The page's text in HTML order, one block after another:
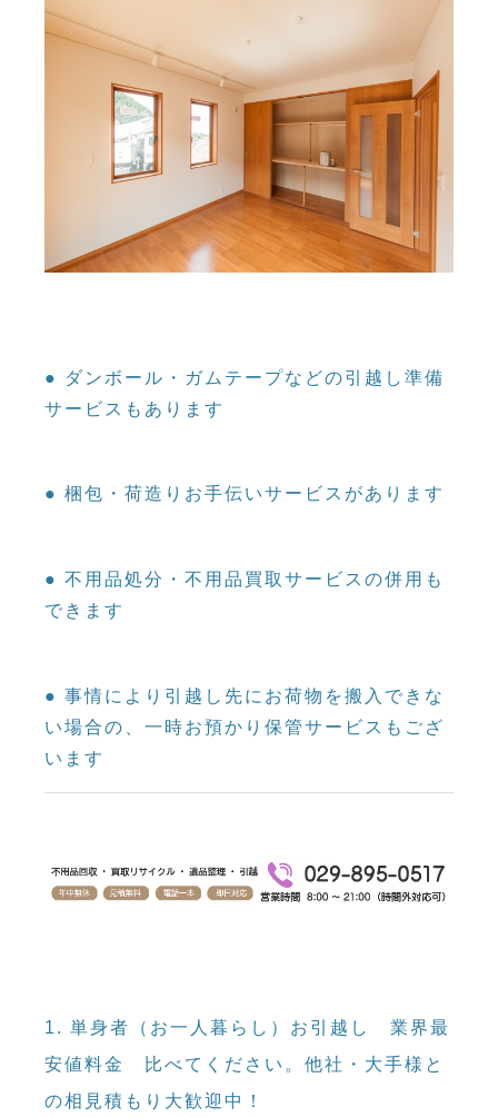
● ダンボール・ガムテープなどの引越し準備
サービスもあります
● 梱包・荷造りお手伝いサービスがあります
● 不用品処分・不用品買取サービスの併用も
できます
● 事情により引越し先にお荷物を搬入できな
い場合の、一時お預かり保管サービスもござ
います
1. 単身者（お一人暮らし）お引越し 業界最
安値料金
比べてください。他社・大手様と
の相見積もり大歓迎中！